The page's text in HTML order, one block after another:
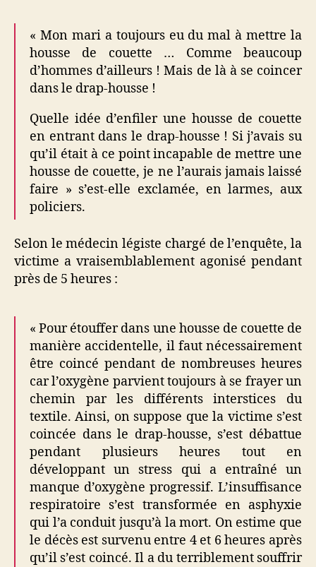
« Mon mari a toujours eu du mal à mettre la
housse de couette … Comme beaucoup
d’hommes d’ailleurs ! Mais de là à se coincer
dans le drap-housse !
Quelle idée d’enfiler une housse de couette
en entrant dans le drap-housse ! Si j’avais su
qu’il était à ce point incapable de mettre une
housse de couette, je ne l’aurais jamais laissé
faire » s’est-elle exclamée, en larmes, aux
policiers.
Selon le médecin légiste chargé de l’enquête, la
victime a vraisemblablement agonisé pendant
près de 5 heures :
« Pour étouffer dans une housse de couette de
manière accidentelle, il faut nécessairement
être coincé pendant de nombreuses heures
car l’oxygène parvient toujours à se frayer un
chemin par les différents interstices du
textile. Ainsi, on suppose que la victime s’est
coincée dans le drap-housse, s’est débattue
pendant plusieurs heures tout en
développant un stress qui a entraîné un
manque d’oxygène progressif. L’insuffisance
respiratoire s’est transformée en asphyxie
qui l’a conduit jusqu’à la mort. On estime que
le décès est survenu entre 4 et 6 heures après
qu’il s’est coincé. Il a du terriblement souffrir